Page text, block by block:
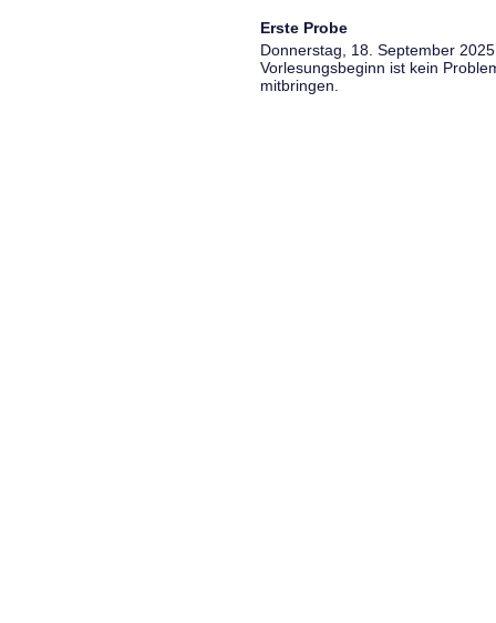
Erste Probe
Donnerstag, 18. September
Vorlesungsbeginn ist kein
mitbringen.